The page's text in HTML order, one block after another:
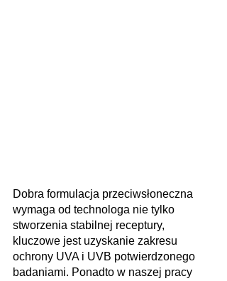
Dobra formulacja przeciwsłoneczna
wymaga od technologa nie tylko
stworzenia stabilnej receptury,
kluczowe jest uzyskanie zakresu
ochrony UVA i UVB potwierdzonego
badaniami. Ponadto w naszej pracy